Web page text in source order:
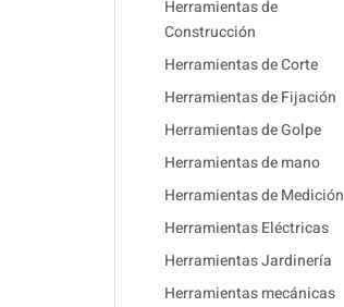
Herramientas de
Construcción
Herramientas de Corte
Herramientas de Fijación
Herramientas de Golpe
Herramientas de mano
Herramientas de Medición
Herramientas Eléctricas
Herramientas Jardinería
Herramientas mecánicas